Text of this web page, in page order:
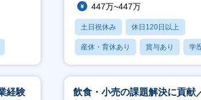
あり、キャリアステップです。
447万~447万
土日祝休み 休日120日以上
産休・育休あり 賞与あり 学
経験
飲食・小売の課題解決に貢献